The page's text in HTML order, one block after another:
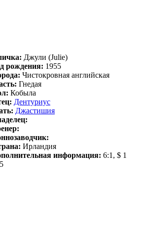
Джули (Julie)
рождения: 1955
Чистокровная английская
Гнедая
Кобыла
Дентуpиус
Джастишия
Ирландия
информация: 6:1, $ 1